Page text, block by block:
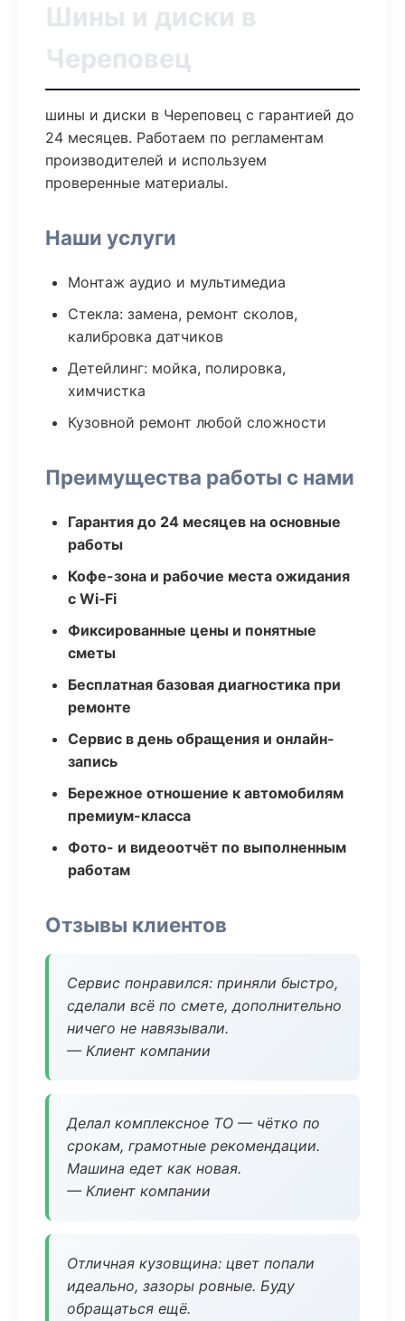
Шины и диски в
Череповец
шины и диски в Череповец с гарантией до
24 месяцев. Работаем по регламентам
производителей и используем
проверенные материалы.
Наши услуги
Монтаж аудио и мультимедиа
Стекла: замена, ремонт сколов,
калибровка датчиков
Детейлинг: мойка, полировка,
химчистка
Кузовной ремонт любой сложности
Преимущества работы с нами
Гарантия до 24 месяцев на основные
работы
Кофе-зона и рабочие места ожидания
с Wi‑Fi
Фиксированные цены и понятные
сметы
Бесплатная базовая диагностика при
ремонте
Сервис в день обращения и онлайн-
запись
Бережное отношение к автомобилям
премиум-класса
Фото- и видеоотчёт по выполненным
работам
Отзывы клиентов
Сервис понравился: приняли быстро,
сделали всё по смете, дополнительно
ничего не навязывали.
— Клиент компании
Делал комплексное ТО — чётко по
срокам, грамотные рекомендации.
Машина едет как новая.
— Клиент компании
Отличная кузовщина: цвет попали
идеально, зазоры ровные. Буду
обращаться ещё.